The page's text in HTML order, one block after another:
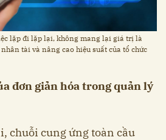
lặp đi lặp lại, không mang lại giá trị là
tài và nâng cao hiệu suất của tổ chức
đơn giản hóa trong quản lý
chuỗi cung ứng toàn cầu